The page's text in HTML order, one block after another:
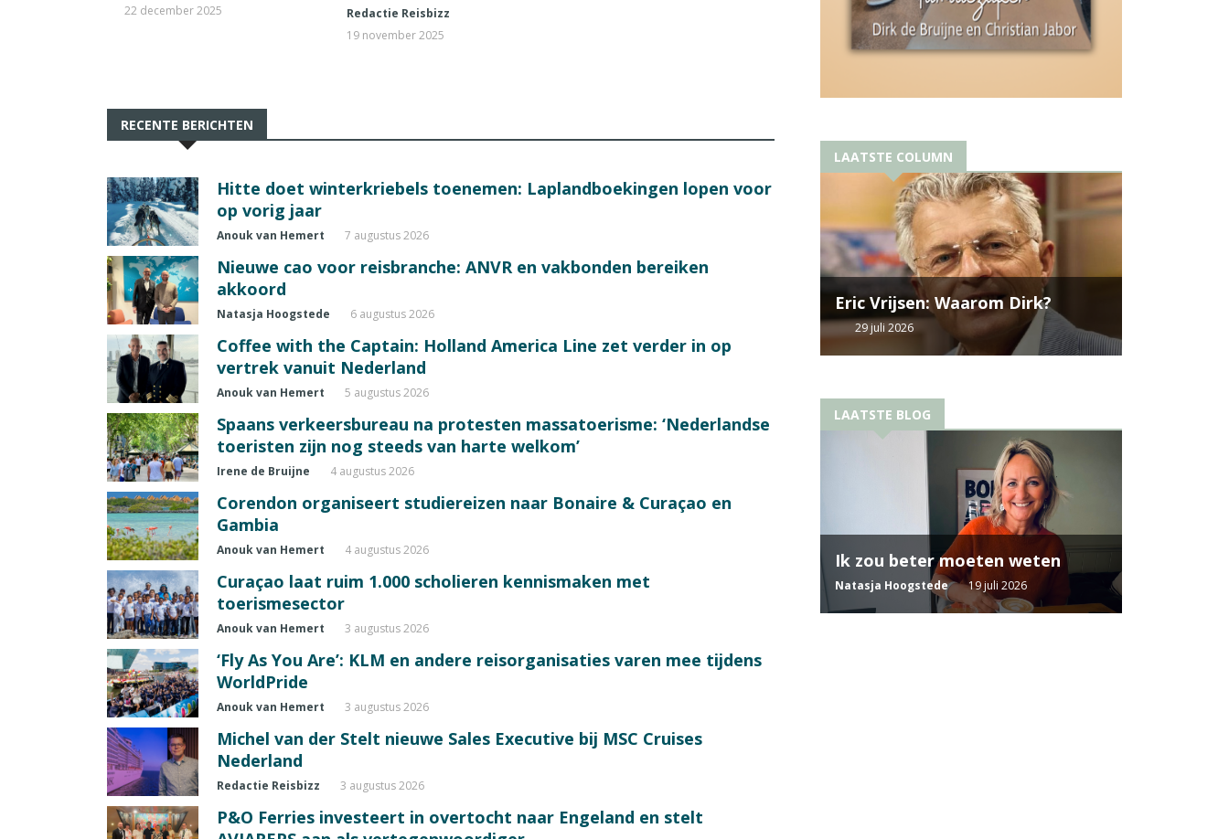
22 december 2025
Redactie Reisbizz
19 november 2025
RECENTE BERICHTEN
Hitte doet winterkriebels toenemen: Laplandboekingen lopen voor
op vorig jaar
Anouk van Hemert 7 augustus 2026
Nieuwe cao voor reisbranche: ANVR en vakbonden bereiken
akkoord
Natasja Hoogstede 6 augustus 2026
Coffee with the Captain: Holland America Line zet verder in op
vertrek vanuit Nederland
Anouk van Hemert 5 augustus 2026
Spaans verkeersbureau na protesten massatoerisme: ‘Nederlandse
toeristen zijn nog steeds van harte welkom’
Irene de Bruijne 4 augustus 2026
Corendon organiseert studiereizen naar Bonaire & Curaçao en
Gambia
Anouk van Hemert 4 augustus 2026
Curaçao laat ruim 1.000 scholieren kennismaken met
toerismesector
Anouk van Hemert 3 augustus 2026
‘Fly As You Are’: KLM en andere reisorganisaties varen mee tijdens
WorldPride
Anouk van Hemert 3 augustus 2026
Michel van der Stelt nieuwe Sales Executive bij MSC Cruises
Nederland
Redactie Reisbizz 3 augustus 2026
P&O Ferries investeert in overtocht naar Engeland en stelt
LAATSTE COLUMN
Eric Vrijsen: Waarom Dirk?
29 juli 2026
LAATSTE BLOG
Ik zou beter moeten weten
Natasja Hoogstede 19 juli 2026